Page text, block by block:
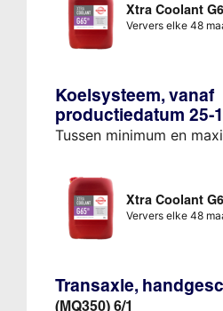
Xtra Coolant
Ververs elke 48
Koelsysteem, vanaf
productiedatum 25-
Tussen minimum en
Xtra Coolant
Ververs elke 48
Transaxle,
(MQ350) 6/1